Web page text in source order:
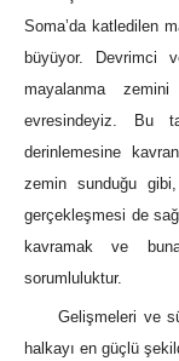
Soma’da katledilen
büyüyor. Devrimci
mayalanma
evresindeyiz. Bu
derinlemesine
zemin sunduğu
gerçekleşmesi de
kavramak ve
sorumluluktur.
Gelişmeleri ve
halkayı en güçlü